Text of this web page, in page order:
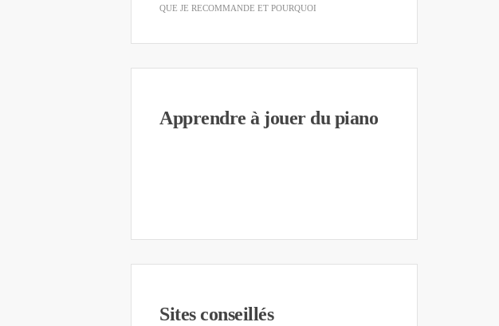
QUE JE RECOMMANDE ET POURQUOI
Apprendre à jouer du piano
Sites conseillés